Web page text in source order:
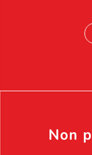
Non